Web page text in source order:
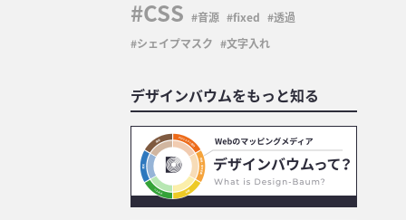
CSS 音源 fixed
透過
シェイプマスク
文字入れ
デザインバウムをもっと知る